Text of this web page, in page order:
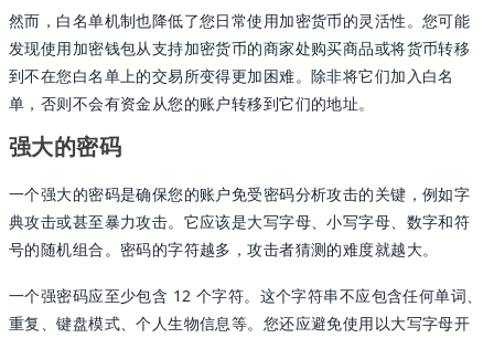
然而，白名单机制也降低了您日常使用加密货币的灵活性。您可能
发现使用加密钱包从支持加密货币的商家处购买商品或将货币转移
到不在您白名单上的交易所变得更加困难。除非将它们加入白名
单，否则不会有资金从您的账户转移到它们的地址。
强大的密码
一个强大的密码是确保您的账户免受密码分析攻击的关键，例如字
典攻击或甚至暴力攻击。它应该是大写字母、小写字母、数字和符
号的随机组合。密码的字符越多，攻击者猜测的难度就越大。
一个强密码应至少包含 12 个字符。这个字符串不应包含任何单词、
重复、键盘模式、个人生物信息等。您还应避免使用以大写字母开